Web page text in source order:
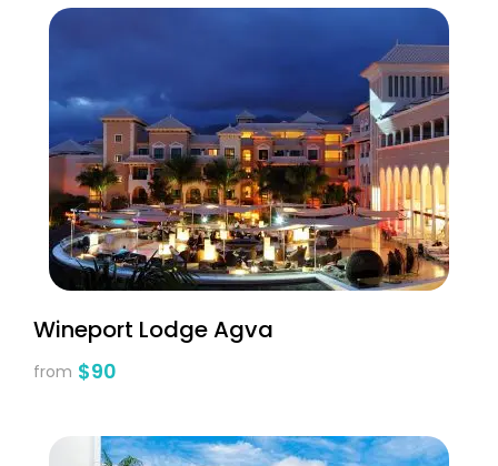
Wineport Lodge Agva
from $90